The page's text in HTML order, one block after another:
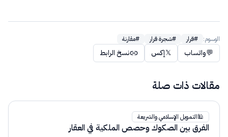
الوسوم: #قرار #شجرة قرار #مقارنة
💬واتساب 𝕏إكس نسخ الرابط
مقالات ذات صلة
🕌التمويل الإسلامي والشريعة
الفرق بين الصكوك وحصص الملكية في العقار